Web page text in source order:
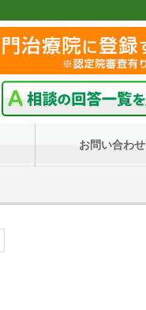
お問い合わせ